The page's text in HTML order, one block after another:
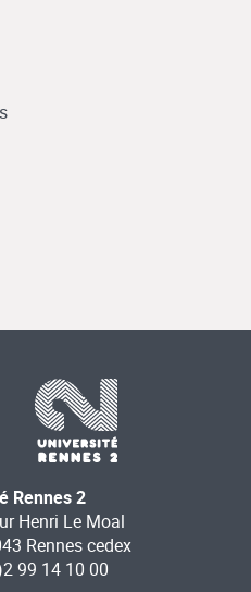
Rennes 2
Henri Le Moal
Rennes cedex
99 14 10 00